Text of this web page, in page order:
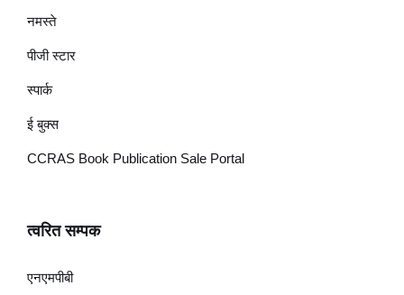
नमस्ते
पीजी स्टार
स्पार्क
ई बुक्स
CCRAS Book Publication Sale Portal
त्वरित सम्पक
एनएमपीबी